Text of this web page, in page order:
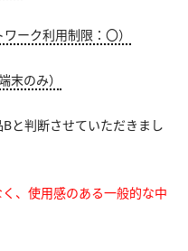
ーク利用制限：〇）
末のみ）
と判断させていただきまし
、使用感のある一般的な中